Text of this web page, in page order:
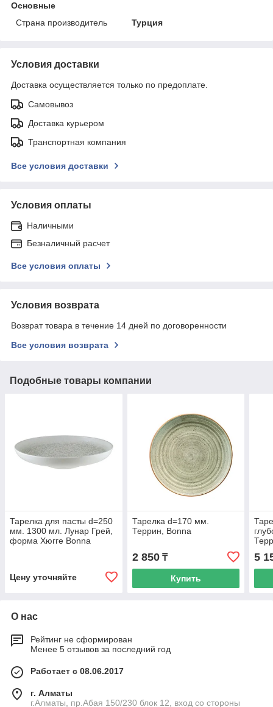
Основные
Страна производитель
Турция
Условия доставки
Доставка осуществляется только по предоплате.
Самовывоз
Доставка курьером
Транспортная компания
Все условия доставки
Условия оплаты
Наличными
Безналичный расчет
Все условия оплаты
Условия возврата
Возврат товара в течение 14 дней по договоренности
Все условия возврата
Подобные товары компании
Тарелка для пасты d=250
мм. 1300 мл. Лунар Грей,
форма Хюгге Bonna
Цену уточняйте
Тарелка d=170 мм.
Террин, Bonna
2 850₸
Купить
5
О нас
Рейтинг не сформирован
Менее 5 отзывов за последний год
Работает с 08.06.2017
г. Алматы
г.Алматы, пр.Абая 150/230 блок 12, вход со стороны